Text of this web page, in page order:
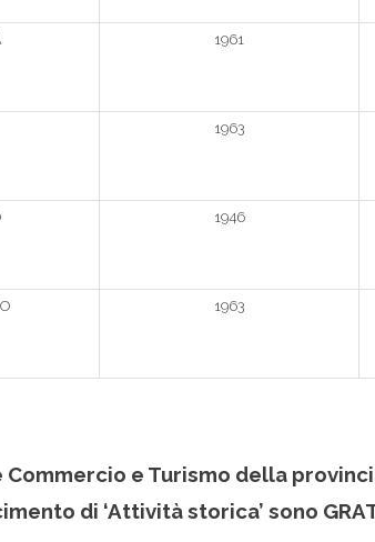
1961
1963
1946
1963
e Turismo della
di ‘Attività storica’ sono